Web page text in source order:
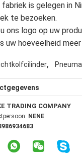
fabriek is gelegen in
te bezoeken.
u ons logo op uw
uw hoeveelheid
,
TRADING COMPANY
NENE